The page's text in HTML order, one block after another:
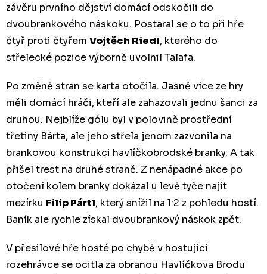
závěru prvního dějství domácí odskočili do
dvoubrankového náskoku. Postaral se o to při hře
čtyř proti čtyřem Vojtěch Riedl, kterého do
střelecké pozice výborně uvolnil Talafa.
Po změně stran se karta otočila. Jasně více ze hry
měli domácí hráči, kteří ale zahazovali jednu šanci za
druhou. Nejblíže gólu byl v polovině prostřední
třetiny Bárta, ale jeho střela jenom zazvonila na
brankovou konstrukci havlíčkobrodské branky. A tak
přišel trest na druhé straně. Z nenápadné akce po
otočení kolem branky dokázal u levě tyče najít
mezírku Filip Pártl, který snížil na 1:2 z pohledu hostí.
Baník ale rychle získal dvoubrankový náskok zpět.
V přesilové hře hosté po chybě v hostující
rozehrávce se ocitla za obranou Havlíčkova Brodu